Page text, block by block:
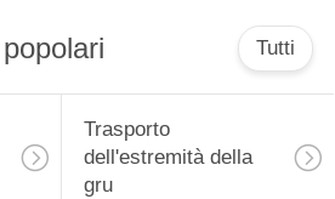
Tutti
Trasporto
dell'estremità della
gru